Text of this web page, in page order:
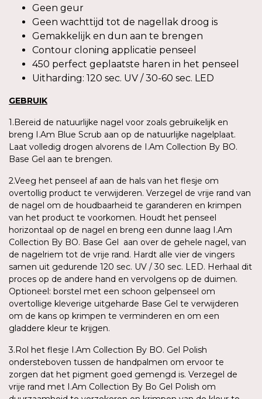
Geen geur
Geen wachttijd tot de nagellak droog is
Gemakkelijk en dun aan te brengen
Contour cloning applicatie penseel
450 perfect geplaatste haren in het penseel
Uitharding: 120 sec. UV / 30-60 sec. LED
GEBRUIK
1.Bereid de natuurlijke nagel voor zoals gebruikelijk en
breng I.Am Blue Scrub aan op de natuurlijke nagelplaat.
Laat volledig drogen alvorens de I.Am Collection By BO.
Base Gel aan te brengen.
2.Veeg het penseel af aan de hals van het flesje om
overtollig product te verwijderen. Verzegel de vrije rand van
de nagel om de houdbaarheid te garanderen en krimpen
van het product te voorkomen. Houdt het penseel
horizontaal op de nagel en breng een dunne laag I.Am
Collection By BO. Base Gel aan over de gehele nagel, van
de nagelriem tot de vrije rand. Hardt alle vier de vingers
samen uit gedurende 120 sec. UV / 30 sec. LED. Herhaal dit
proces op de andere hand en vervolgens op de duimen.
Optioneel: borstel met een schoon gelpenseel om
overtollige kleverige uitgeharde Base Gel te verwijderen
om de kans op krimpen te verminderen en om een
gladdere kleur te krijgen.
3.Rol het flesje I.Am Collection By BO. Gel Polish
ondersteboven tussen de handpalmen om ervoor te
zorgen dat het pigment goed gemengd is. Verzegel de
vrije rand met I.Am Collection By Bo Gel Polish om